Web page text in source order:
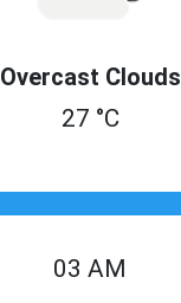
Overcast Clouds
27 °C
03 AM